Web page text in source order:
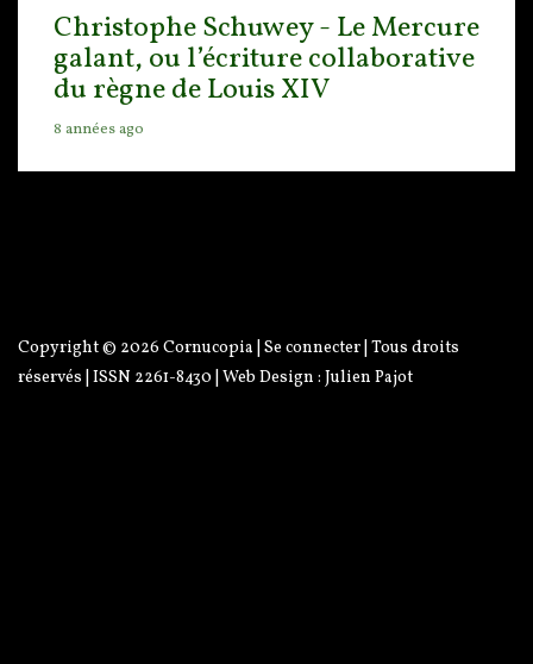
Christophe Schuwey - Le Mercure
galant, ou l’écriture collaborative
du règne de Louis XIV
8 années ago
Copyright © 2026 Cornucopia Se connecter | Tous droits
réservés | ISSN 2261-8430 | Web Design : Julien Pajot